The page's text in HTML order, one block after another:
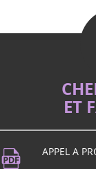
"Septembre
lutte contre les
comme Eva
le Puy de Dôme
ET
APPEL A